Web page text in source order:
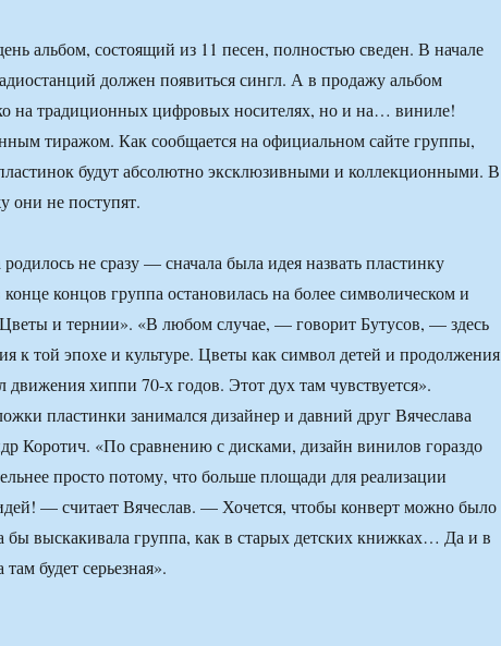
альбом, состоящий из 11 песен, полностью сведен. В начале
должен появиться сингл. А в продажу альбом
на традиционных цифровых носителях, но и на… виниле!
тиражом. Как сообщается на официальном сайте группы,
будут абсолютно эксклюзивными и коллекционными. В
они не поступят.
не сразу — сначала была идея назвать пластинку
концов группа остановилась на более символическом и
и тернии». «В любом случае, — говорит Бутусов, — здесь
к той эпохе и культуре. Цветы как символ детей и продолжения
хиппи 70-х годов. Этот дух там чувствуется».
пластинки занимался дизайнер и давний друг Вячеслава
Коротич. «По сравнению с дисками, дизайн винилов гораздо
просто потому, что больше площади для реализации
— считает Вячеслав. — Хочется, чтобы конверт можно было
бы выскакивала группа, как в старых детских книжках… Да и в
будет серьезная».